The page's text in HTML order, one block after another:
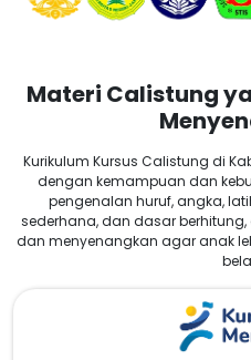
Materi Calistung
Kurikulum Kursus Calistung di
dengan kemampuan dan
pengenalan huruf, angka,
sederhana, dan dasar
dan menyenangkan agar anak